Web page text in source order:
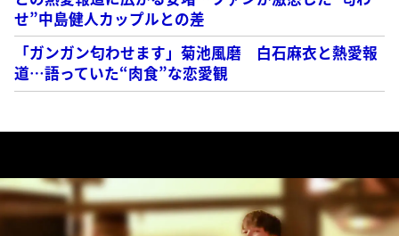
せ”中島健人カップルとの差
「ガンガン匂わせます」菊池風磨 白石麻衣と熱愛報
道…語っていた“肉食”な恋愛観